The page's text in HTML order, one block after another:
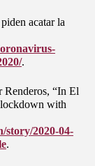
acatar la
.
“In El
lockdown with
story/2020-04-
.